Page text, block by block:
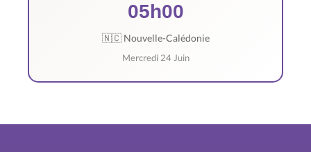
05h00
🇳🇨 Nouvelle-Calédonie
Mercredi 24 Juin